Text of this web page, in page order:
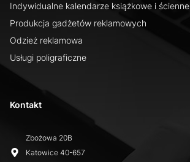
Kontakt
Zbożowa 20B
Katowice 40-657
Indywidualne kalendarze książkowe i ścienne
Produkcja gadżetów reklamowych
Odzież reklamowa
Usługi poligraficzne